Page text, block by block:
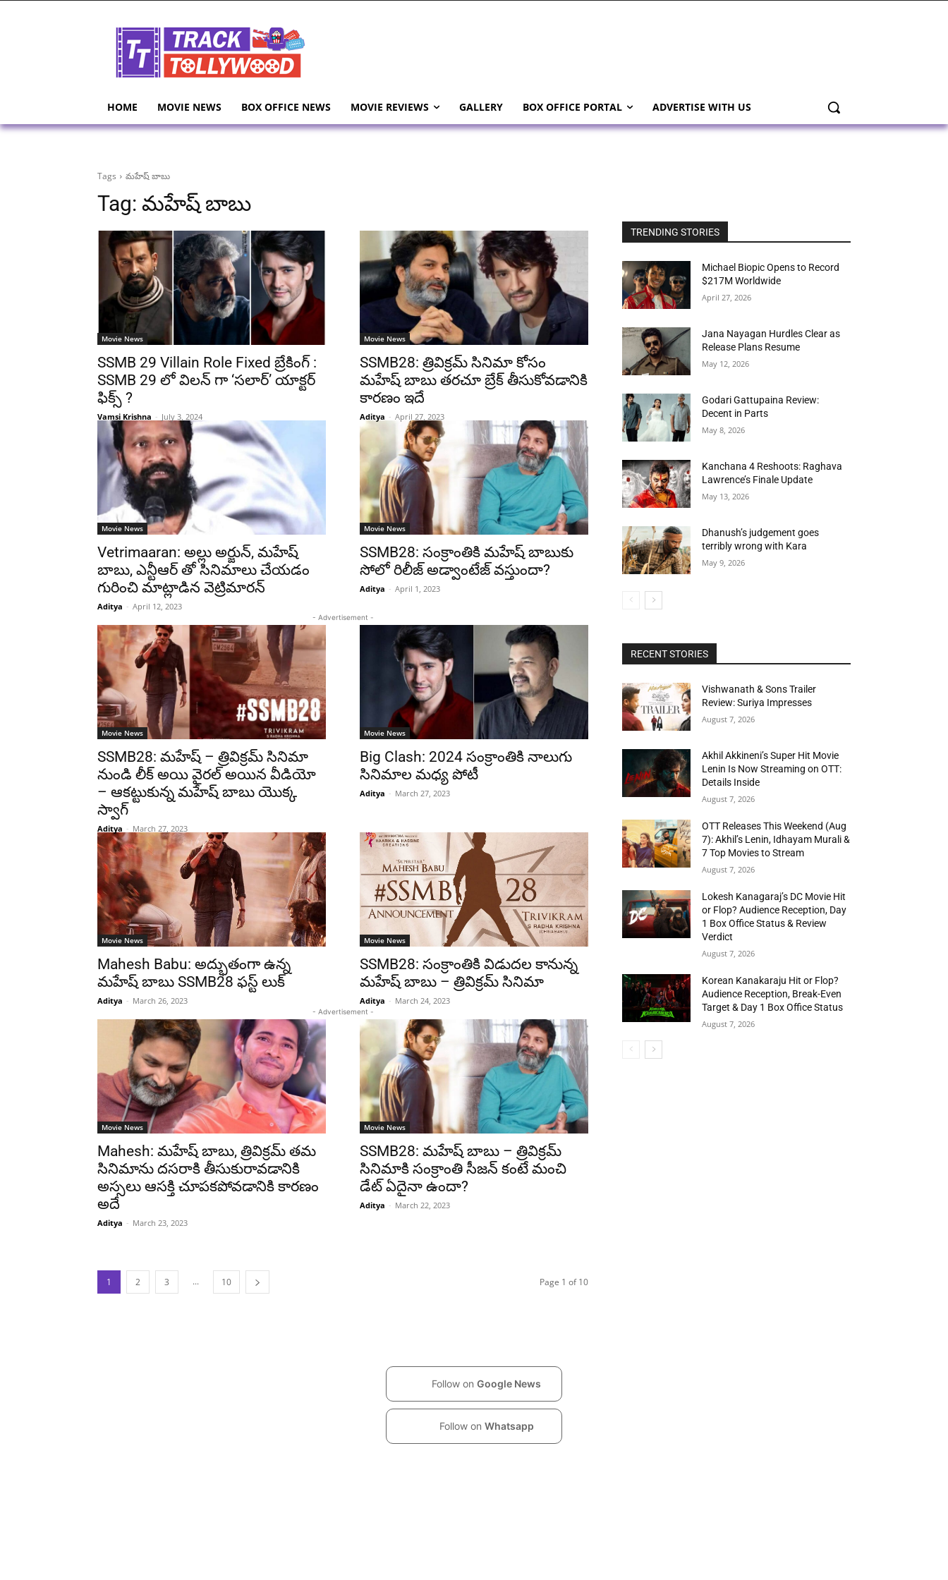
HOME MOVIE NEWS BOX OFFICE NEWS MOVIE REVIEWS GALLERY BOX OFFICE PORTAL ADVERTISE WITH US
Tags మహేష్ బాబు
Tag: మహేష్ బాబు
Movie News
SSMB 29 Villain Role Fixed బ్రేకింగ్ :
SSMB 29 లో విలన్ గా ‘సలార్’ యాక్టర్
ఫిక్స్ ?
Vamsi Krishna - July 3, 2024
Movie News
SSMB28: త్రివిక్రమ్ సినిమా కోసం
మహేష్ బాబు తరచూ బ్రేక్ తీసుకోవడానికి
కారణం ఇదే
Aditya - April 27, 2023
Movie News
Vetrimaaran: అల్లు అర్జున్, మహేష్
బాబు, ఎన్టీఆర్ తో సినిమాలు చేయడం
గురించి మాట్లాడిన వెట్రిమారన్
Aditya - April 12, 2023
Movie News
SSMB28: సంక్రాంతికి మహేష్ బాబుకు
సోలో రిలీజ్ అడ్వాంటేజ్ వస్తుందా?
Aditya - April 1, 2023
- Advertisement -
Movie News
SSMB28: మహేష్ – త్రివిక్రమ్ సినిమా
నుండి లీక్ అయి వైరల్ అయిన వీడియో
– ఆకట్టుకున్న మహేష్ బాబు యొక్క
స్వాగ్
Aditya - March 27, 2023
Movie News
Big Clash: 2024 సంక్రాంతికి నాలుగు
సినిమాల మధ్య పోటీ
Aditya - March 27, 2023
Movie News
Mahesh Babu: అద్భుతంగా ఉన్న
మహేష్ బాబు SSMB28 ఫస్ట్ లుక్
Aditya - March 26, 2023
Movie News
SSMB28: సంక్రాంతికి విడుదల కానున్న
మహేష్ బాబు – త్రివిక్రమ్ సినిమా
Aditya - March 24, 2023
- Advertisement -
Movie News
Mahesh: మహేష్ బాబు, త్రివిక్రమ్ తమ
సినిమాను దసరాకి తీసుకురావడానికి
అస్సలు ఆసక్తి చూపకపోవడానికి కారణం
అదే
Aditya - March 23, 2023
Movie News
SSMB28: మహేష్ బాబు – త్రివిక్రమ్
సినిమాకి సంక్రాంతి సీజన్ కంటే మంచి
డేట్ ఏదైనా ఉందా?
Aditya - March 22, 2023
1 2 3 ... 10 Page 1 of 10
TRENDING STORIES
Michael Biopic Opens to Record
$217M Worldwide
April 27, 2026
Jana Nayagan Hurdles Clear as
Release Plans Resume
May 12, 2026
Godari Gattupaina Review:
Decent in Parts
May 8, 2026
Kanchana 4 Reshoots: Raghava
Lawrence’s Finale Update
May 13, 2026
Dhanush’s judgement goes
terribly wrong with Kara
May 9, 2026
RECENT STORIES
Vishwanath & Sons Trailer
Review: Suriya Impresses
August 7, 2026
Akhil Akkineni’s Super Hit Movie
Lenin Is Now Streaming on OTT:
Details Inside
August 7, 2026
OTT Releases This Weekend (Aug
7): Akhil’s Lenin, Idhayam Murali &
7 Top Movies to Stream
August 7, 2026
Lokesh Kanagaraj’s DC Movie Hit
or Flop? Audience Reception, Day
1 Box Office Status & Review
Verdict
August 7, 2026
Korean Kanakaraju Hit or Flop?
Audience Reception, Break-Even
Target & Day 1 Box Office Status
August 7, 2026
Follow on Google News
Follow on Whatsapp